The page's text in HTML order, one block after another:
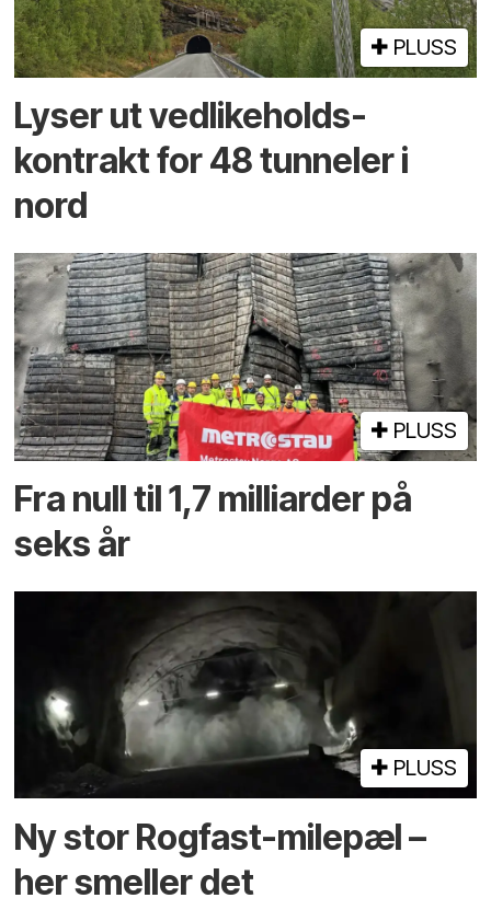
PLUSS
Lyser ut vedlikeholds­
kontrakt for 48 tunneler i
nord
PLUSS
Fra null til 1,7 milliarder på
seks år
PLUSS
Ny stor Rogfast-milepæl –
her smeller det